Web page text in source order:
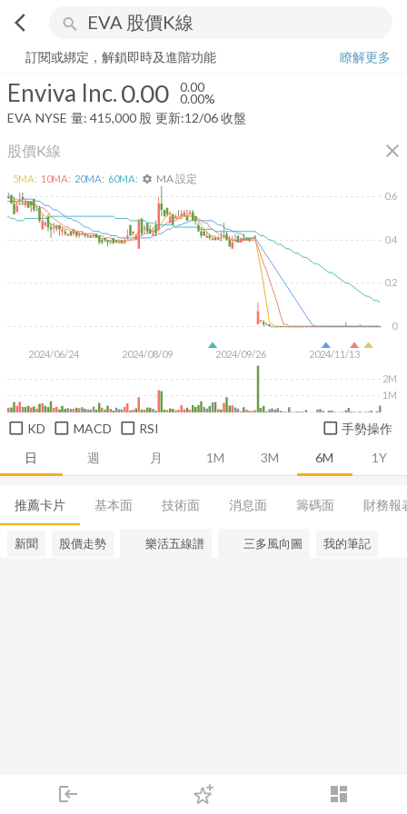
arrow_back_ios search
login dashboard
下單
Enviva Inc. 0.00 0.00%
訂閱或綁定，解鎖即時及進階功能
瞭解更多
Enviva Inc.0.00 0.00
0.00%
EVA NYSE 量: 415,000 股 更新:12/06 收盤
股價K線 close
日 週 月 1M 3M 6M 1Y
2024/06/24 2024/08/09 2024/09/26 2024/11/13
0
0.2
0.4
0.6
1M
2M
5MA: 10MA: 20MA: 60MA: settings MA 設定
KD MACD RSI 手勢操作
推薦卡片 基本面 技術面 消息面 籌碼面 財務報
新聞 股價走勢 樂活五線譜 三多風向圖 我的筆記